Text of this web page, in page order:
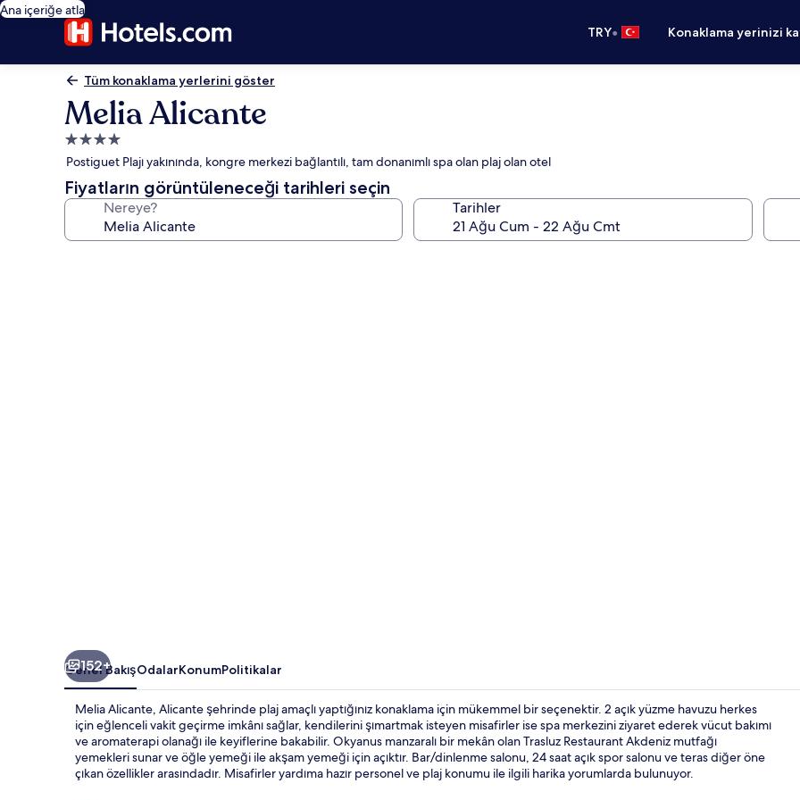
Ana içeriğe atla
TRY• Konaklama yerinizi
Tüm konaklama yerlerini göster
Melia Alicante
4.0
yıldızlı
konaklama
yeri
Postiguet Plajı yakınında, kongre merkezi bağlantılı, tam donanımlı spa olan plaj olan otel
Fiyatların görüntüleneceği tarihleri seçin
Nereye? Tarihler
Havadan
152+
Genel BakışOdalarKonumPolitikalar
Melia Alicante, Alicante şehrinde plaj amaçlı yaptığınız konaklama için mükemmel bir seçenektir. 2 açık yüzme havuzu herkes
için eğlenceli vakit geçirme imkânı sağlar, kendilerini şımartmak isteyen misafirler ise spa merkezini ziyaret ederek vücut bakımı
ve aromaterapi olanağı ile keyiflerine bakabilir. Okyanus manzaralı bir mekân olan Trasluz Restaurant Akdeniz mutfağı
yemekleri sunar ve öğle yemeği ile akşam yemeği için açıktır. Bar/dinlenme salonu, 24 saat açık spor salonu ve teras diğer öne
çıkan özellikler arasındadır. Misafirler yardıma hazır personel ve plaj konumu ile ilgili harika yorumlarda bulunuyor.